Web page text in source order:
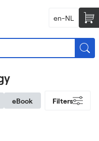
en-NL
eBook Filters